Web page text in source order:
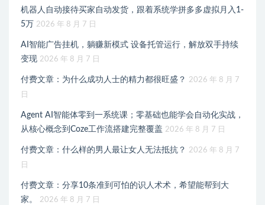
机器人自动接待买家自动发货，跟着系统学拼多多虚拟月入1-
5万 2026 年 8 月 7 日
AI智能广告挂机，躺赚新模式 设备托管运行，解放双手持续
变现 2026 年 8 月 7 日
付费文章：为什么成功人士的精力都很旺盛？
2026 年 8 月 7
日
Agent AI智能体零到一系统课；零基础也能学会自动化实战，
从核心概念到Coze工作流搭建完整覆盖 2026 年 8 月 7 日
付费文章：什么样的男人最让女人无法抵抗？
2026 年 8 月 7
日
付费文章：分享10条准到可怕的识人术术，希望能帮到大
家。
2026 年 8 月 7 日